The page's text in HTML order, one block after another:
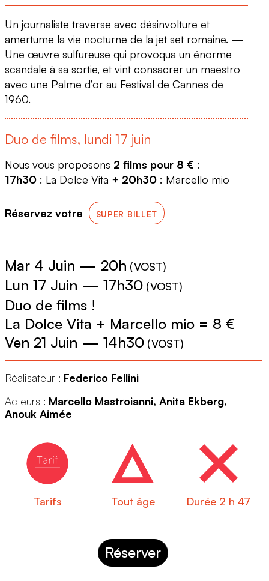
Un journaliste traverse avec désinvolture et
amertume la vie nocturne de la jet set romaine. —
Une œuvre sulfureuse qui provoqua un énorme
scandale à sa sortie, et vint consacrer un maestro
avec une Palme d’or au Festival de Cannes de
1960.
Duo de films, lundi 17 juin
Nous vous proposons 2 films pour 8 € :
17h30 : La Dolce Vita + 20h30 : Marcello mio
Réservez votre SUPER BILLET
Mar 4 Juin — 20h (VOST)
Lun 17 Juin — 17h30 (VOST)
Duo de films !
La Dolce Vita + Marcello mio = 8 €
Ven 21 Juin — 14h30 (VOST)
Réalisateur : Federico Fellini
Acteurs : Marcello Mastroianni, Anita Ekberg,
Anouk Aimée
Tarifs Tout âge Durée 2 h 47
Réserver